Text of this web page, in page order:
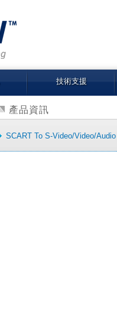
技術支援
產品資訊
SCART To S-Video/Video/Audio